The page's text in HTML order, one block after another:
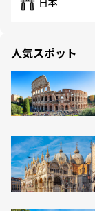
日本
人気スポット